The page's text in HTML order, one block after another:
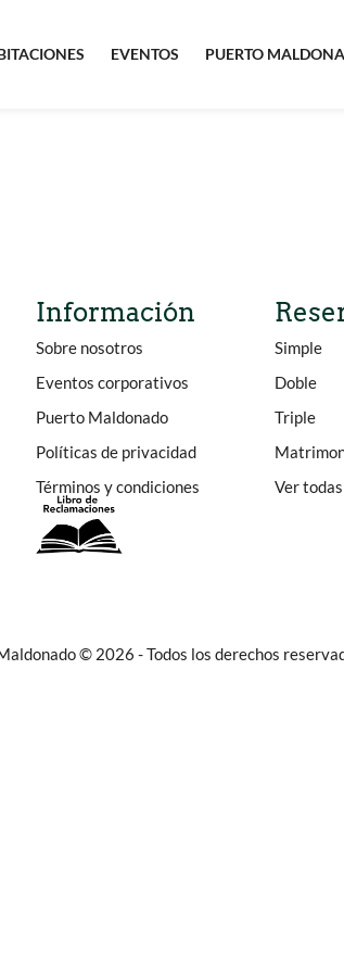
EVENTOS PUERTO
Información
Sobre nosotros
Eventos corporativos
Puerto Maldonado
Políticas de privacidad
Términos y condiciones
Simple
Doble
Triple
Ver todas
© 2026 - Todos los derechos